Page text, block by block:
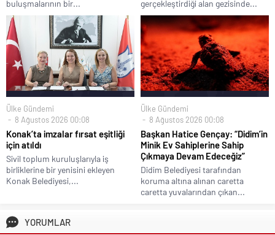
buluşmalarının bir...
gerçekleştirdiği alan gezisinde...
Ülke Gündemi
8 Ağustos 2026 00:08
Konak’ta imzalar fırsat eşitliği
için atıldı
Sivil toplum kuruluşlarıyla iş
birliklerine bir yenisini ekleyen
Konak Belediyesi,...
Ülke Gündemi
8 Ağustos 2026 00:08
Başkan Hatice Gençay: “Didim’in
Minik Ev Sahiplerine Sahip
Çıkmaya Devam Edeceğiz”
Didim Belediyesi tarafından
koruma altına alınan caretta
caretta yuvalarından çıkan...
YORUMLAR